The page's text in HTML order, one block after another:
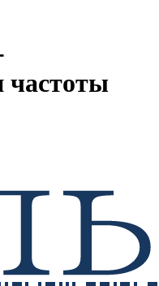
частоты